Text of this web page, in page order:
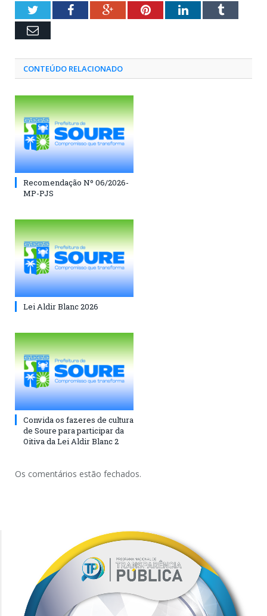
TwitterFacebookGoogle+PinterestLinkedInTumblr
Email
CONTEÚDO RELACIONADO
Recomendação Nº 06/2026-
MP-PJS
Lei Aldir Blanc 2026
Convida os fazeres de cultura
de Soure para participar da
Oitiva da Lei Aldir Blanc 2
Os comentários estão fechados.